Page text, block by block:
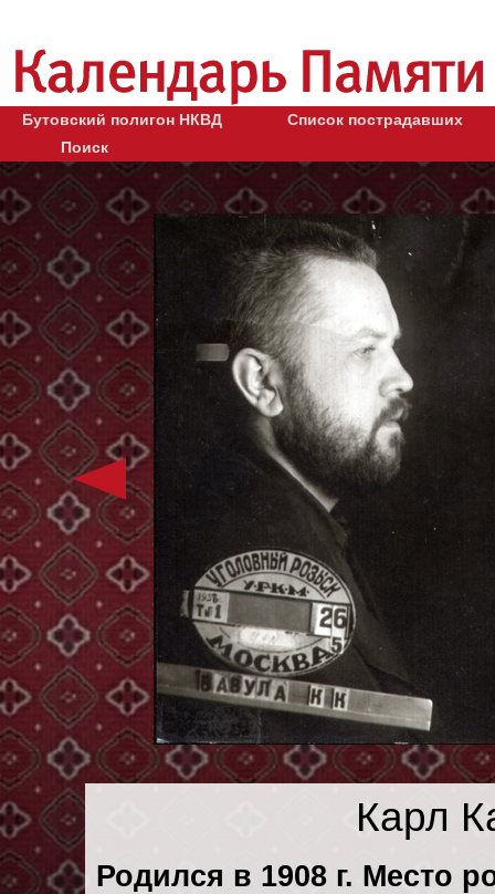
Бутовский полигон НКВД
Список пострадавших
Поиск
Карл
Родился в 1908 г. Место